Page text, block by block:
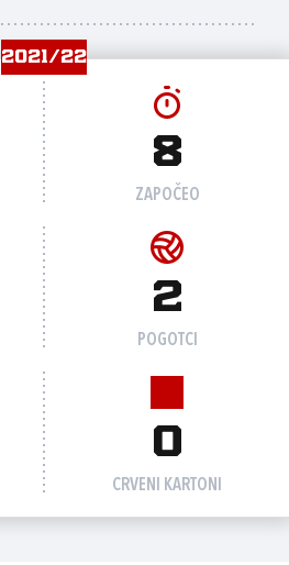
2021/22
8
ZAPOČEO
2
POGOTCI
0
CRVENI KARTONI